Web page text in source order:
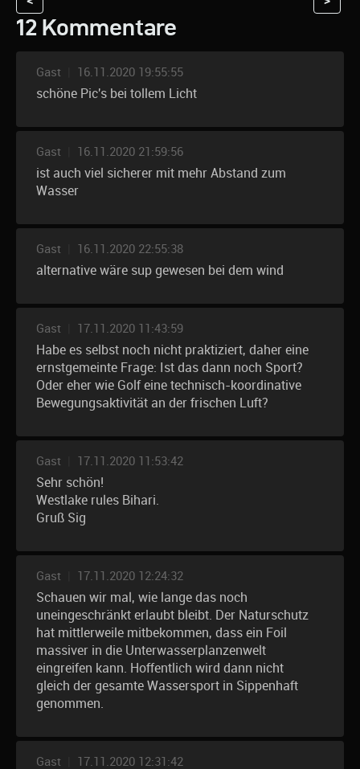
12 Kommentare
Gast 16.11.2020 19:55:55
schöne Pic's bei tollem Licht
Gast 16.11.2020 21:59:56
ist auch viel sicherer mit mehr Abstand zum
Wasser
Gast 16.11.2020 22:55:38
alternative wäre sup gewesen bei dem wind
Gast 17.11.2020 11:43:59
Habe es selbst noch nicht praktiziert, daher eine
ernstgemeinte Frage: Ist das dann noch Sport?
Oder eher wie Golf eine technisch-koordinative
Bewegungsaktivität an der frischen Luft?
Gast 17.11.2020 11:53:42
Sehr schön!
Westlake rules Bihari.
Gruß Sig
Gast 17.11.2020 12:24:32
Schauen wir mal, wie lange das noch
uneingeschränkt erlaubt bleibt. Der Naturschutz
hat mittlerweile mitbekommen, dass ein Foil
massiver in die Unterwasserplanzenwelt
eingreifen kann. Hoffentlich wird dann nicht
gleich der gesamte Wassersport in Sippenhaft
genommen.
Gast 17.11.2020 12:31:42